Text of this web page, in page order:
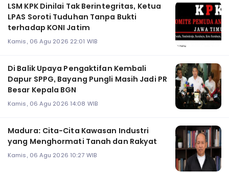
LSM KPK Dinilai Tak Berintegritas, Ketua
LPAS Soroti Tuduhan Tanpa Bukti
terhadap KONI Jatim
Kamis, 06 Agu 2026 22:01 WIB
Di Balik Upaya Pengaktifan Kembali
Dapur SPPG, Bayang Pungli Masih Jadi PR
Besar Kepala BGN
Kamis, 06 Agu 2026 14:08 WIB
Madura: Cita-Cita Kawasan Industri
yang Menghormati Tanah dan Rakyat
Kamis, 06 Agu 2026 10:27 WIB